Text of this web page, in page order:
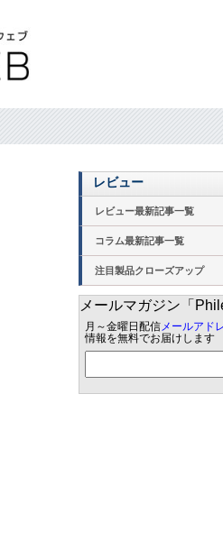
レビュー
レビュー最新記事一覧
コラム最新記事一覧
注目製品クローズアップ
メールマガジン「
月～金曜日配信メールアド
情報を無料でお届けします